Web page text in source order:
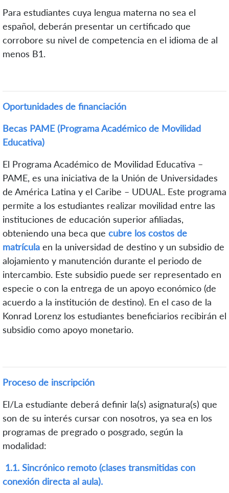
Para estudiantes cuya lengua materna no sea el
español, deberán presentar un certificado que
corrobore su nivel de competencia en el idioma de al
menos B1.
Oportunidades de financiación
Becas PAME (Programa Académico de Movilidad
Educativa)
El Programa Académico de Movilidad Educativa –
PAME, es una iniciativa de la Unión de Universidades
de América Latina y el Caribe – UDUAL. Este programa
permite a los estudiantes realizar movilidad entre las
instituciones de educación superior afiliadas,
obteniendo una beca que cubre los costos de
matrícula en la universidad de destino y un subsidio de
alojamiento y manutención durante el periodo de
intercambio. Este subsidio puede ser representado en
especie o con la entrega de un apoyo económico (de
acuerdo a la institución de destino). En el caso de la
Konrad Lorenz los estudiantes beneficiarios recibirán el
subsidio como apoyo monetario.
Proceso de inscripción
El/La estudiante deberá definir la(s) asignatura(s) que
son de su interés cursar con nosotros, ya sea en los
programas de pregrado o posgrado, según la
modalidad:
1.1. Sincrónico remoto (clases transmitidas con
conexión directa al aula).